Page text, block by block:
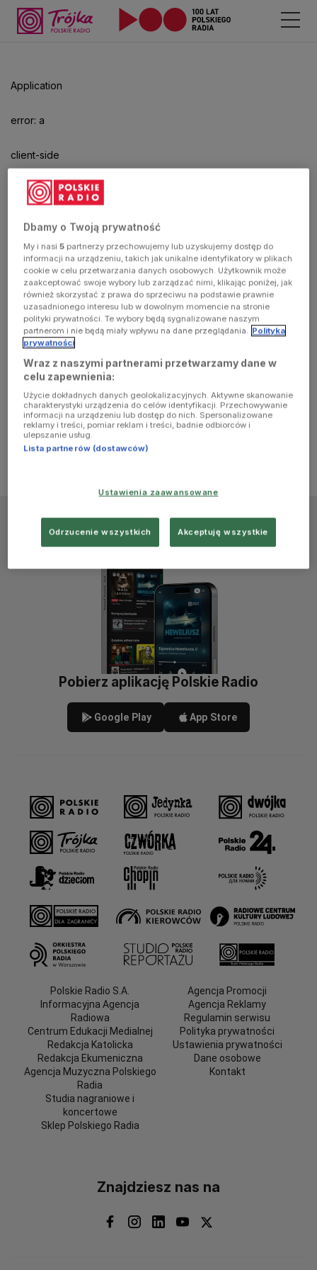
Application
error: a
client-side
exception
has
occurred
(see the
browser
console for
more
information)
Pobierz aplikację Polskie Radio
Google Play App Store
Polskie Radio S.A.
Informacyjna Agencja
Radiowa
Centrum Edukacji Medialnej
Redakcja Katolicka
Redakcja Ekumeniczna
Agencja Muzyczna Polskiego
Radia
Studia nagraniowe i
koncertowe
Sklep Polskiego Radia
Agencja Promocji
Agencja Reklamy
Regulamin serwisu
Polityka prywatności
Ustawienia prywatności
Dane osobowe
Kontakt
Znajdziesz nas na
Dbamy o Twoją prywatność
My i nasi5 partnerzy przechowujemy lub uzyskujemy dostęp do
informacji na urządzeniu, takich jak unikalne identyfikatory w plikach
cookie w celu przetwarzania danych osobowych. Użytkownik może
zaakceptować swoje wybory lub zarządzać nimi, klikając poniżej, jak
również skorzystać z prawa do sprzeciwu na podstawie prawnie
uzasadnionego interesu lub w dowolnym momencie na stronie
polityki prywatności. Te wybory będą sygnalizowane naszym
partnerom i nie będą miały wpływu na dane przeglądania. Polityka
prywatności
Wraz z naszymi partnerami przetwarzamy dane w
celu zapewnienia:
Użycie dokładnych danych geolokalizacyjnych. Aktywne skanowanie
charakterystyki urządzenia do celów identyfikacji. Przechowywanie
informacji na urządzeniu lub dostęp do nich. Spersonalizowane
reklamy i treści, pomiar reklam i treści, badnie odbiorców i
ulepszanie usług.
Lista partnerów (dostawców)
Ustawienia zaawansowane
Odrzucenie wszystkich Akceptuję wszystkie